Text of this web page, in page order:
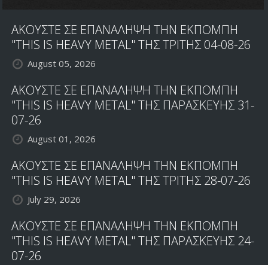
ΑΚΟΥΣΤΕ ΣΕ ΕΠΑΝΑΛΗΨΗ ΤΗΝ ΕΚΠΟΜΠΗ
"THIS IS HEAVY METAL" ΤΗΣ ΤΡΙΤΗΣ 04-08-26
August 05, 2026
ΑΚΟΥΣΤΕ ΣΕ ΕΠΑΝΑΛΗΨΗ ΤΗΝ ΕΚΠΟΜΠΗ
"THIS IS HEAVY METAL" ΤΗΣ ΠΑΡΑΣΚΕΥΗΣ 31-
07-26
August 01, 2026
ΑΚΟΥΣΤΕ ΣΕ ΕΠΑΝΑΛΗΨΗ ΤΗΝ ΕΚΠΟΜΠΗ
"THIS IS HEAVY METAL" ΤΗΣ ΤΡΙΤΗΣ 28-07-26
July 29, 2026
ΑΚΟΥΣΤΕ ΣΕ ΕΠΑΝΑΛΗΨΗ ΤΗΝ ΕΚΠΟΜΠΗ
"THIS IS HEAVY METAL" ΤΗΣ ΠΑΡΑΣΚΕΥΗΣ 24-
07-26